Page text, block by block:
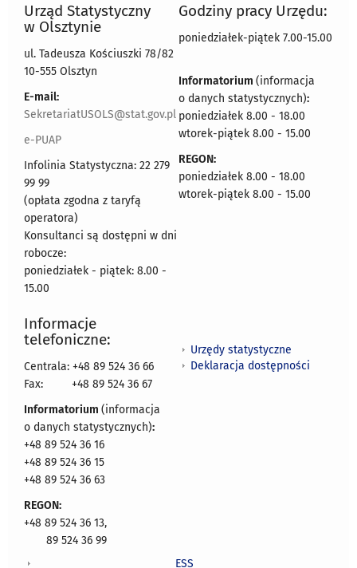
Urząd Statystyczny
w Olsztynie
ul. Tadeusza Kościuszki 78/82
10-555 Olsztyn
E-mail:
SekretariatUSOLS@stat.gov.pl
e-PUAP
Infolinia Statystyczna: 22 279
99 99
(opłata zgodna z taryfą
operatora)
Konsultanci są dostępni w dni
robocze:
poniedziałek - piątek: 8.00 -
15.00
Godziny pracy Urzędu:
poniedziałek-piątek 7.00-15.00
Informatorium (informacja
o danych statystycznych):
poniedziałek 8.00 - 18.00
wtorek-piątek 8.00 - 15.00
REGON:
poniedziałek 8.00 - 18.00
wtorek-piątek 8.00 - 15.00
Informacje
telefoniczne:
Centrala: +48 89 524 36 66
Fax:
+48 89 524 36 67
Informatorium (informacja
o danych statystycznych):
+48 89 524 36 16
+48 89 524 36 15
+48 89 524 36 63
REGON:
+48 89 524 36 13,
89 524 36 99
Urzędy statystyczne
Deklaracja dostępności
ESS